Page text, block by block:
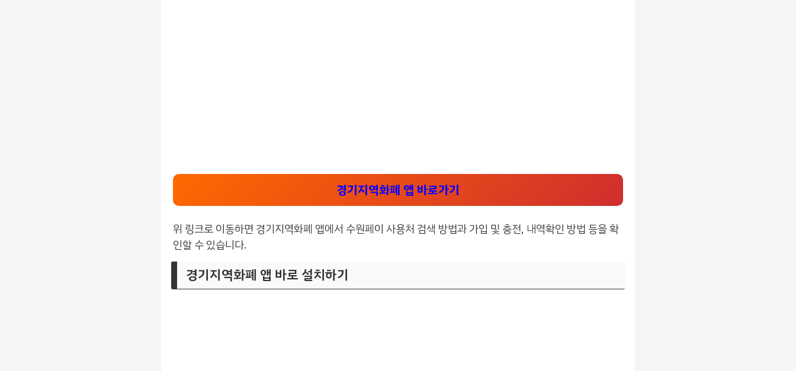
경기지역화폐 앱 바로가기
위 링크로 이동하면 경기지역화폐 앱에서 수원페이 사용처 검색 방법과 가입 및 충전, 내역확인 방법 등을 확
인할 수 있습니다.
경기지역화폐 앱 바로 설치하기